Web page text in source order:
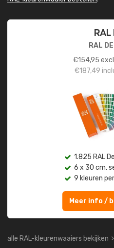
RAL
RAL
€154,95
€187,49
1.825 RAL
6 x 30 cm,
9 kleuren
Meer info /
alle RAL-kleurenwaaiers bekijken